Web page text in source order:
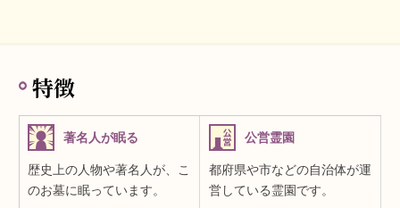
特徴
著名人が眠る
歴史上の人物や著名人が、こ
のお墓に眠っています。
公営霊園
都府県や市などの自治体が運
営している霊園です。